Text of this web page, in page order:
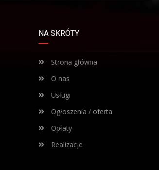
NA SKRÓTY
Strona główna
O nas
Usługi
Ogłoszenia / oferta
Opłaty
Realizacje